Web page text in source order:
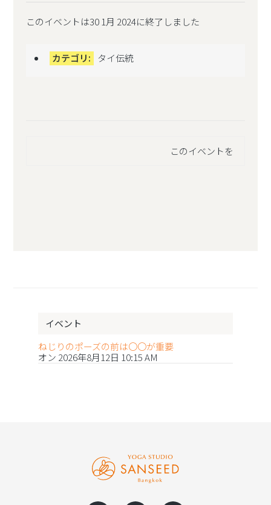
このイベントは30 1月 2024に終了しました
カテゴリ: タイ伝統
このイベントを
イベント
ねじりのポーズの前は〇〇が重要
オン 2026年8月12日 10:15 AM